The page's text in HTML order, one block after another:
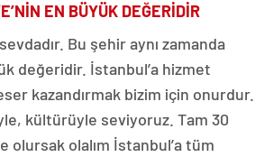
EN BÜYÜK DEĞERİDİR
Bu şehir aynı zamanda
değeridir. İstanbul’a hizmet
kazandırmak bizim için onurdur.
kültürüyle seviyoruz. Tam 30
olursak olalım İstanbul’a tüm